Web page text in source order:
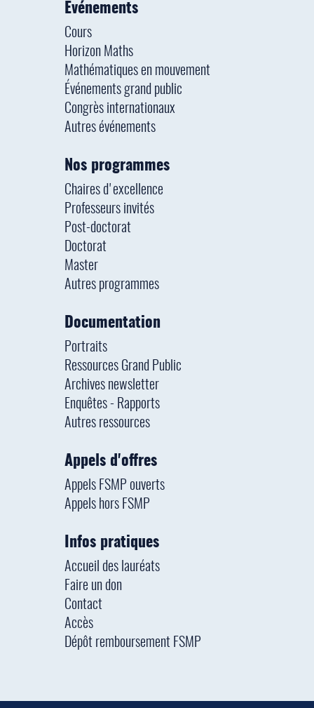
Événements
Cours
Horizon Maths
Mathématiques en mouvement
Événements grand public
Congrès internationaux
Autres événements
Nos programmes
Chaires d'excellence
Professeurs invités
Post-doctorat
Doctorat
Master
Autres programmes
Documentation
Portraits
Ressources Grand Public
Archives newsletter
Enquêtes - Rapports
Autres ressources
Appels d'offres
Appels FSMP ouverts
Appels hors FSMP
Infos pratiques
Accueil des lauréats
Faire un don
Contact
Accès
Dépôt remboursement FSMP